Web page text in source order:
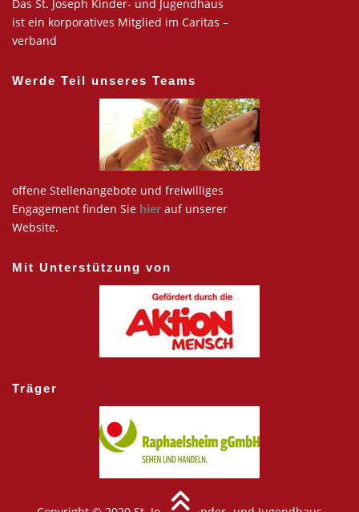
Das St. Joseph Kinder- und Jugendhaus
ist ein korporatives Mitglied im Caritas –
verband
Werde Teil unseres Teams
offene Stellenangebote und freiwilliges
Engagement finden Sie hier auf unserer
Website.
Mit Unterstützung von
Träger